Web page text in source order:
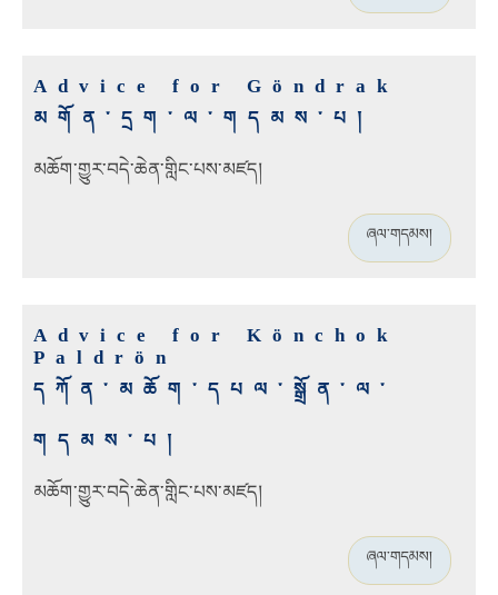
Advice for Göndrak
མགོན་དྲག་ལ་གདམས་པ།
མཆོག་གྱུར་བདེ་ཆེན་གླིང་པས་མཛད།
ཞལ་གདམས།
Advice for Könchok
Paldrön
དཀོན་མཆོག་དཔལ་སྒྲོན་ལ་
གདམས་པ།
མཆོག་གྱུར་བདེ་ཆེན་གླིང་པས་མཛད།
ཞལ་གདམས།